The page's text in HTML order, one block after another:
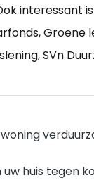
interessant
Groene
SVn
uw huis tegen